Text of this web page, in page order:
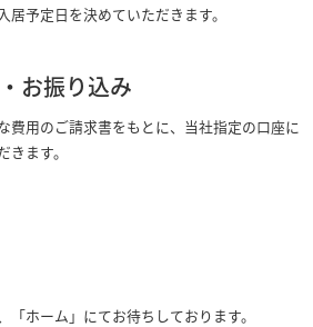
居予定日を決めていただきます。
お振り込み
費用のご請求書をもとに、当社指定の口座に
きます。
「ホーム」にてお待ちしております。